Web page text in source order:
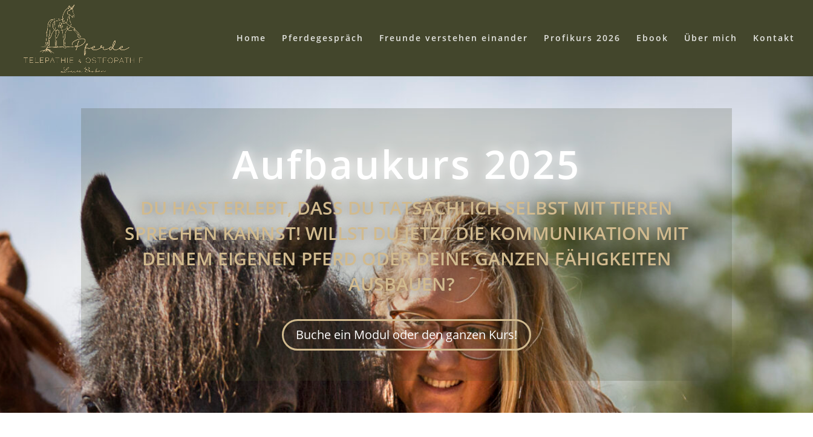
Home Pferdegespräch Freunde verstehen einander Profikurs 2026 Ebook Über mich Kontakt
Aufbaukurs 2025
DU HAST ERLEBT, DASS DU TATSÄCHLICH SELBST MIT TIEREN
SPRECHEN KANNST! WILLST DU JETZT DIE KOMMUNIKATION MIT
DEINEM EIGENEN PFERD ODER DEINE GANZEN FÄHIGKEITEN
AUSBAUEN?
Buche ein Modul oder den ganzen Kurs!